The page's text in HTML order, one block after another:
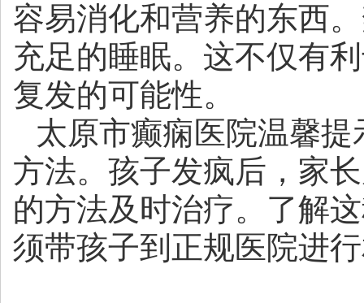
容易消化和营养的东西
充足的睡眠。这不仅有
复发的可能性。
太原市癫痫医院温馨提
方法。孩子发疯后，家
的方法及时治疗。了解
须带孩子到正规医院进